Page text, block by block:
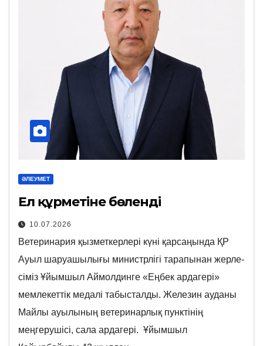
ӘЛЕУМЕТ
Ел құрметіне бөленді
10.07.2026
Ветеринария қызметкерлері күні қарсаңында ҚР
Ауыл шаруашылығы министрлігі тарапынан жерле-
сіміз Ұйымшыл Аймолдинге «Еңбек ардагері»
мемлекеттік медалі табысталды. Железин ауданы
Майлы ауылының ветеринарлық пунктінің
меңгерушісі, сала ардагері. Ұйымшыл